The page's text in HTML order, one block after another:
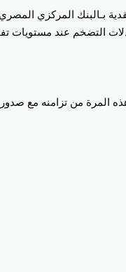
بـالبنك المركزي
التضخم عند مستويات